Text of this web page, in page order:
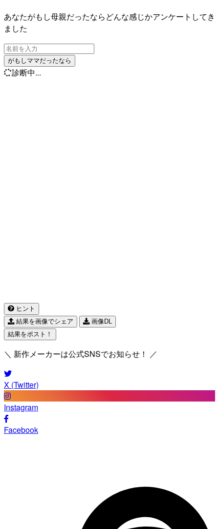
あなたがもし母親だったならどんな感じかアンケートしてき
ました
がもしママだったなら
診断中...
ヒント
結果を画像でシェア
画像DL
結果をポスト！
＼ 新作メーカーは公式SNSでお知らせ！ ／
X (Twitter)
Instagram
Facebook